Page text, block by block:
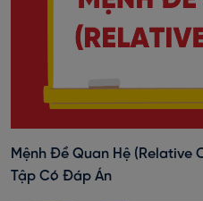
Mệnh Đề Quan Hệ (Relative
Tập Có Đáp Án